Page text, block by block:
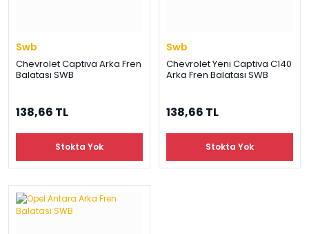
Swb
Chevrolet Captiva Arka Fren
Balatası SWB
138,66 TL
Stokta Yok
Swb
Chevrolet Yeni Captiva C140
Arka Fren Balatası SWB
138,66 TL
Stokta Yok